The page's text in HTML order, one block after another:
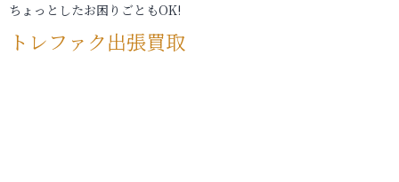
ちょっとしたお困りごともOK!
トレファク出張買取